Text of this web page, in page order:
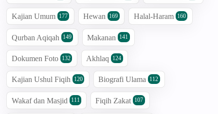
Kajian Umum 177 Hewan 169 Halal-Haram 160
Qurban Aqiqah 149 Makanan 141
Dokumen Foto 132 Akhlaq 124
Kajian Ushul Fiqih 120 Biografi Ulama 112
Wakaf dan Masjid 111 Fiqih Zakat 107